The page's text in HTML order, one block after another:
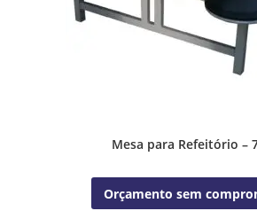
Mesa para Refeitório –
Orçamento sem